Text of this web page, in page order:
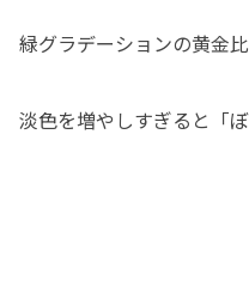
緑グラデーションの黄金比
淡色を増やしすぎると「